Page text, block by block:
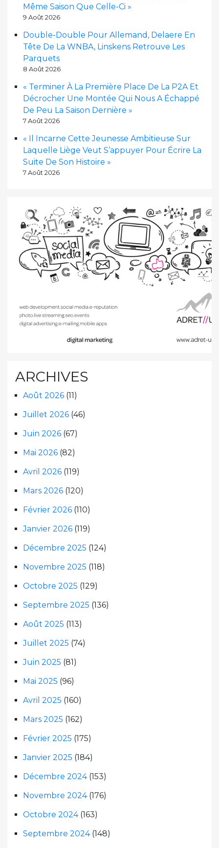
Même Saison Que Celle-Ci »
9 Août 2026
Double-Double Pour Allemand, Delaere En
Tête De La WNBA, Linskens Retrouve Les
Parquets
8 Août 2026
« Terminer À La Première Place De La P2A Et
Décrocher Une Montée Qui Nous A Échappé
De Peu La Saison Dernière »
7 Août 2026
« Il Incarne Cette Jeunesse Ambitieuse Sur
Laquelle Liège Veut S’appuyer Pour Écrire La
Suite De Son Histoire »
7 Août 2026
ARCHIVES
Août 2026 (11)
Juillet 2026 (46)
Juin 2026 (67)
Mai 2026 (82)
Avril 2026 (119)
Mars 2026 (120)
Février 2026 (110)
Janvier 2026 (119)
Décembre 2025 (124)
Novembre 2025 (118)
Octobre 2025 (129)
Septembre 2025 (136)
Août 2025 (113)
Juillet 2025 (74)
Juin 2025 (81)
Mai 2025 (96)
Avril 2025 (160)
Mars 2025 (162)
Février 2025 (175)
Janvier 2025 (184)
Décembre 2024(153)
Novembre 2024(176)
Octobre 2024(163)
Septembre 2024(148)